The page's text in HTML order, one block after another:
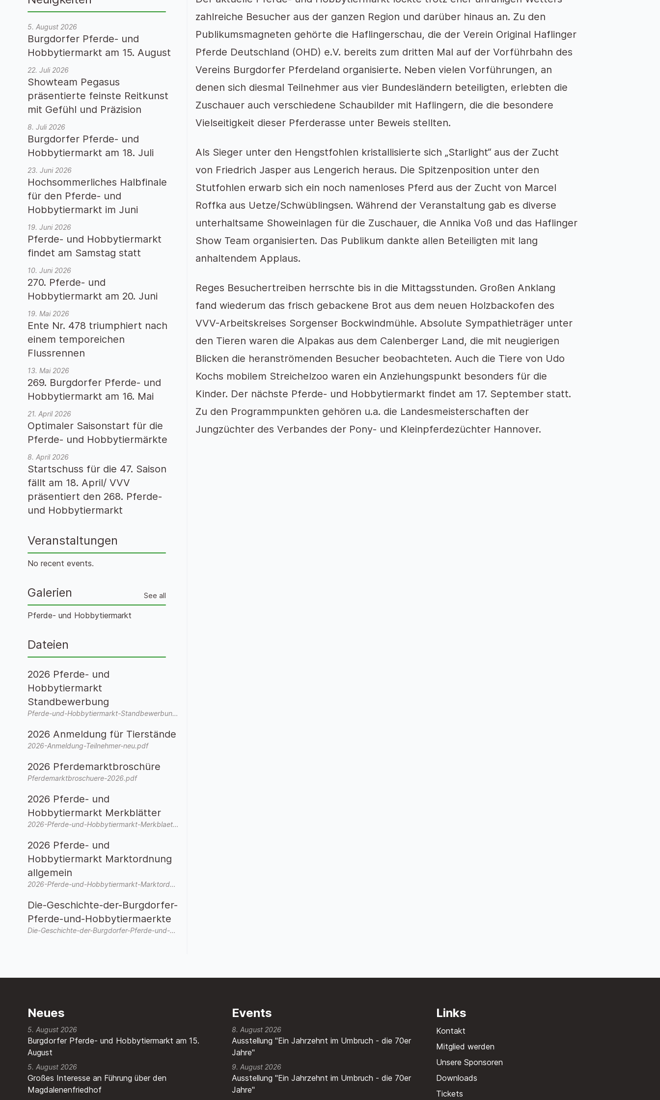
zahlreiche Besucher aus der ganzen Region und darüber hinaus an. Zu den
Publikumsmagneten gehörte die Haflingerschau, die der Verein Original Haflinger
Pferde Deutschland (OHD) e.V. bereits zum dritten Mal auf der Vorführbahn des
Vereins Burgdorfer Pferdeland organisierte. Neben vielen Vorführungen, an
denen sich diesmal Teilnehmer aus vier Bundesländern beteiligten, erlebten die
Zuschauer auch verschiedene Schaubilder mit Haflingern, die die besondere
Vielseitigkeit dieser Pferderasse unter Beweis stellten.
Als Sieger unter den Hengstfohlen kristallisierte sich „Starlight“ aus der Zucht
von Friedrich Jasper aus Lengerich heraus. Die Spitzenposition unter den
Stutfohlen erwarb sich ein noch namenloses Pferd aus der Zucht von Marcel
Roffka aus Uetze/Schwüblingsen. Während der Veranstaltung gab es diverse
unterhaltsame Showeinlagen für die Zuschauer, die Annika Voß und das Haflinger
Show Team organisierten. Das Publikum dankte allen Beteiligten mit lang
anhaltendem Applaus.
Reges Besuchertreiben herrschte bis in die Mittagsstunden. Großen Anklang
fand wiederum das frisch gebackene Brot aus dem neuen Holzbackofen des
VVV-Arbeitskreises Sorgenser Bockwindmühle. Absolute Sympathieträger unter
den Tieren waren die Alpakas aus dem Calenberger Land, die mit neugierigen
Blicken die heranströmenden Besucher beobachteten. Auch die Tiere von Udo
Kochs mobilem Streichelzoo waren ein Anziehungspunkt besonders für die
Kinder. Der nächste Pferde- und Hobbytiermarkt findet am 17. September statt.
Zu den Programmpunkten gehören u.a. die Landesmeisterschaften der
Jungzüchter des Verbandes der Pony- und Kleinpferdezüchter Hannover.
5. August 2026
Burgdorfer Pferde- und
Hobbytiermarkt am 15. August
22. Juli 2026
Showteam Pegasus
präsentierte feinste Reitkunst
mit Gefühl und Präzision
8. Juli 2026
Burgdorfer Pferde- und
Hobbytiermarkt am 18. Juli
23. Juni 2026
Hochsommerliches Halbfinale
für den Pferde- und
Hobbytiermarkt im Juni
19. Juni 2026
Pferde- und Hobbytiermarkt
findet am Samstag statt
10. Juni 2026
270. Pferde- und
Hobbytiermarkt am 20. Juni
19. Mai 2026
Ente Nr. 478 triumphiert nach
einem temporeichen
Flussrennen
13. Mai 2026
269. Burgdorfer Pferde- und
Hobbytiermarkt am 16. Mai
21. April 2026
Optimaler Saisonstart für die
Pferde- und Hobbytiermärkte
8. April 2026
Startschuss für die 47. Saison
fällt am 18. April/ VVV
präsentiert den 268. Pferde-
und Hobbytiermarkt
Veranstaltungen
No recent events.
Galerien See all
Pferde- und Hobbytiermarkt
Dateien
2026 Pferde- und
Hobbytiermarkt
Standbewerbung
Pferde-und-Hobbytiermarkt-Standbewerbung-2026-neu.pdf
2026 Anmeldung für Tierstände
2026-Anmeldung-Teilnehmer-neu.pdf
2026 Pferdemarktbroschüre
Pferdemarktbroschuere-2026.pdf
2026 Pferde- und
Hobbytiermarkt Merkblätter
2026-Pferde-und-Hobbytiermarkt-Merkblaetter.pdf
2026 Pferde- und
Hobbytiermarkt Marktordnung
allgemein
2026-Pferde-und-Hobbytiermarkt-Marktordnung-allgemein.pdf
Die-Geschichte-der-Burgdorfer-
Pferde-und-Hobbytiermaerkte
Die-Geschichte-der-Burgdorfer-Pferde-und-Hobbytiermaerkte-3.pdf
Neues
Burgdorfer Pferde- und Hobbytiermarkt am 15.
August
5. August 2026
Großes Interesse an Führung über den
Magdalenenfriedhof
5. August 2026
Events
8. August 2026
Ausstellung "Ein Jahrzehnt im Umbruch - die 70er
Jahre"
9. August 2026
Ausstellung "Ein Jahrzehnt im Umbruch - die 70er
Jahre"
Links
Kontakt
Mitglied werden
Unsere Sponsoren
Downloads
Tickets